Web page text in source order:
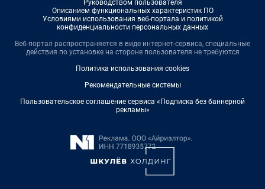
Руководством пользователя
Описанием функциональных характеристик ПО
Условиями использования веб-портала и политикой
конфиденциальности персональных данных
Веб-портал распространяется в виде интернет-сервиса, специальные
действия по установке на стороне пользователя не требуются
Политика использования cookies
Рекомендательные системы
Пользовательское соглашение сервиса «Подписка без баннерной
рекламы»